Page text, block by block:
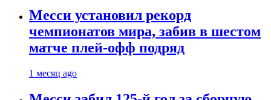
Месси установил рекорд
чемпионатов мира, забив в шестом
матче плей‑офф подряд
1 месяц ago